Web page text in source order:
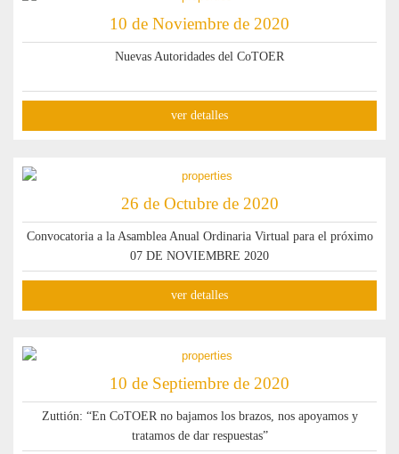
10 de Noviembre de 2020
Nuevas Autoridades del CoTOER
ver detalles
26 de Octubre de 2020
Convocatoria a la Asamblea Anual Ordinaria Virtual para el próximo
07 DE NOVIEMBRE 2020
ver detalles
10 de Septiembre de 2020
Zuttión: “En CoTOER no bajamos los brazos, nos apoyamos y
tratamos de dar respuestas”